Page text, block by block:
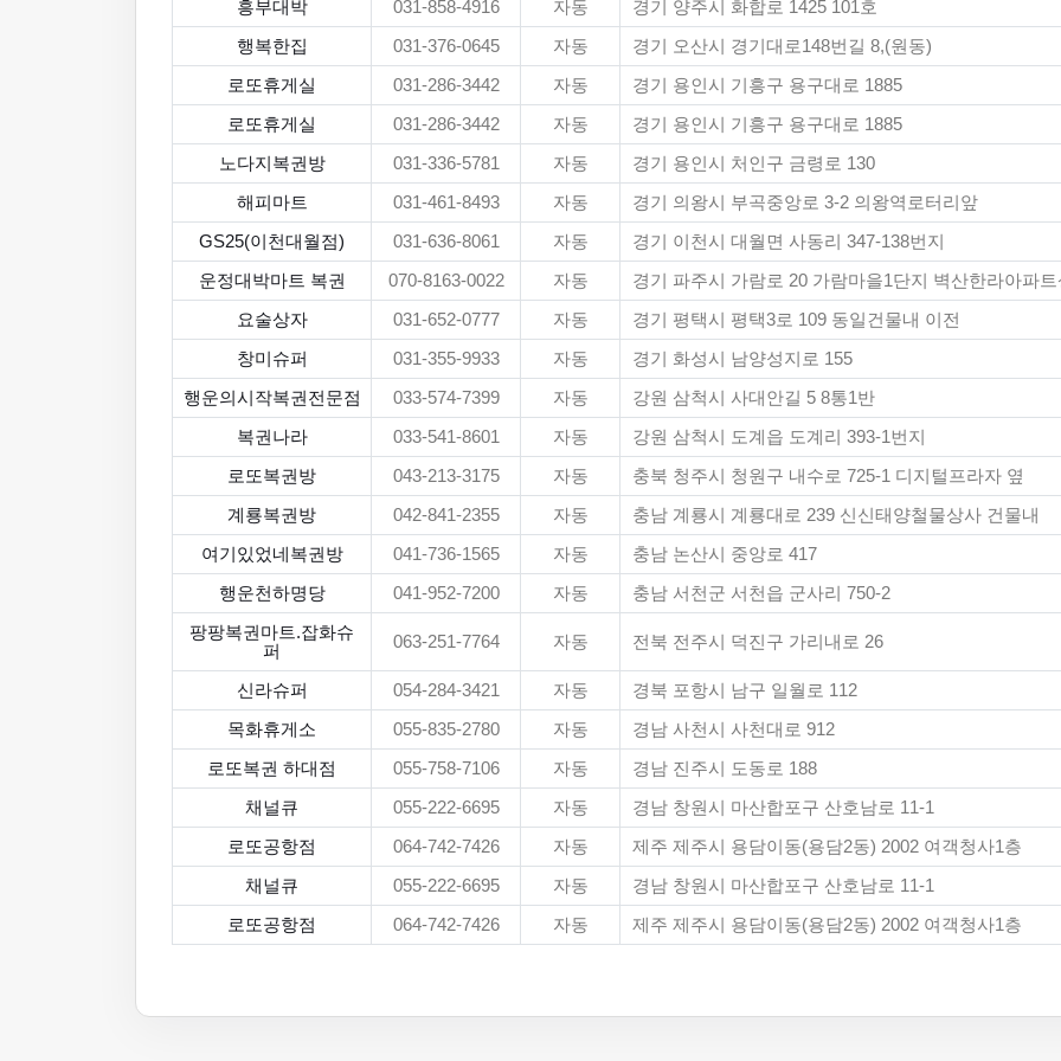
흥부대박 031-858-4916 자동 경기 양주시 화합로 1425 101호
행복한집 031-376-0645 자동 경기 오산시 경기대로148번길 8,(원동)
로또휴게실 031-286-3442 자동 경기 용인시 기흥구 용구대로 1885
로또휴게실 031-286-3442 자동 경기 용인시 기흥구 용구대로 1885
노다지복권방 031-336-5781 자동 경기 용인시 처인구 금령로 130
해피마트 031-461-8493 자동 경기 의왕시 부곡중앙로 3-2 의왕역로터리앞
GS25(이천대월점) 031-636-8061 자동 경기 이천시 대월면 사동리 347-138번지
운정대박마트 복권 070-8163-0022 자동 경기 파주시 가람로 20 가람마을1단지 벽산한라아파트
요술상자 031-652-0777 자동 경기 평택시 평택3로 109 동일건물내 이전
창미슈퍼 031-355-9933 자동 경기 화성시 남양성지로 155
행운의시작복권전문점 033-574-7399 자동 강원 삼척시 사대안길 5 8통1반
복권나라 033-541-8601 자동 강원 삼척시 도계읍 도계리 393-1번지
로또복권방 043-213-3175 자동 충북 청주시 청원구 내수로 725-1 디지털프라자 옆
계룡복권방 042-841-2355 자동 충남 계룡시 계룡대로 239 신신태양철물상사 건물내
여기있었네복권방 041-736-1565 자동 충남 논산시 중앙로 417
행운천하명당 041-952-7200 자동 충남 서천군 서천읍 군사리 750-2
팡팡복권마트.잡화슈
퍼
063-251-7764 자동 전북 전주시 덕진구 가리내로 26
신라슈퍼 054-284-3421 자동 경북 포항시 남구 일월로 112
목화휴게소 055-835-2780 자동 경남 사천시 사천대로 912
로또복권 하대점 055-758-7106 자동 경남 진주시 도동로 188
채널큐 055-222-6695 자동 경남 창원시 마산합포구 산호남로 11-1
로또공항점 064-742-7426 자동 제주 제주시 용담이동(용담2동) 2002 여객청사1층
채널큐 055-222-6695 자동 경남 창원시 마산합포구 산호남로 11-1
로또공항점 064-742-7426 자동 제주 제주시 용담이동(용담2동) 2002 여객청사1층